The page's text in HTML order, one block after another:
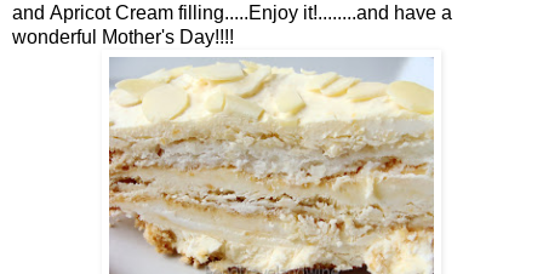
and Apricot Cream filling.....Enjoy it!........and have a
wonderful Mother's Day!!!!